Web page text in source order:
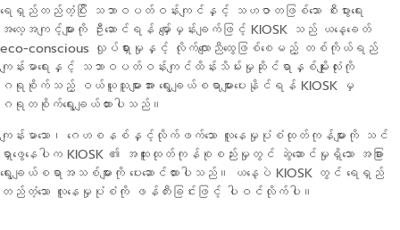
ရေရှည်တည်တံ့ပြီး သဘာဝပတ်ဝန်းကျင်နှင့် သဟဇာတဖြစ်သော စီးပွားရေး
အလေ့အကျင့်များကို ဦးဆောင်ရန် မျှော်မှန်းချက်ဖြင့် KIOSK သည် ယနေ့ခေတ်
eco-conscious လှုပ်ရှားမှုနှင့် လိုက်လျောညီထွေဖြစ်စေမည့် တစ်ကိုယ်ရည်
ကျန်းမာရေးနှင့် သဘာဝပတ်ဝန်းကျင်ထိန်းသိမ်းမှုဆိုင်ရာနှစ်မျိုးလုံးကို
ဂရုစိုက်သည့် ဝယ်ယူသူများအား ရွေးချယ်စရာများပေးနိုင်ရန် KIOSK မှ
ဂရုတစိုက်ရွေးချယ်ထားပါသည်။
ကျန်းမာသော၊ ဂေဟစနစ်နှင့်လိုက်ဖက်သော လူနေမှုပုံစံထုတ်ကုန်များကို သင်
ရှာဖွေနေပါက KIOSK ၏ အထူးထုတ်ကုန်စုစည်းမှုတွင် ဆွဲဆောင်မှုရှိသော အခြား
ရွေးချယ်စရာအသစ်များကို ပေးဆောင်ထားပါသည်။ ယနေ့ပဲ KIOSK တွင် ရေရှည်
တည်တံ့သော လူနေမှုပုံစံကို ဖန်တီးခြင်းဖြင့် ပါဝင်လိုက်ပါ။